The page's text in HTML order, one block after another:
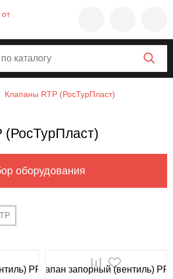
Клапаны RTP (РосТурПласт)
(РосТурПласт)
оборудования